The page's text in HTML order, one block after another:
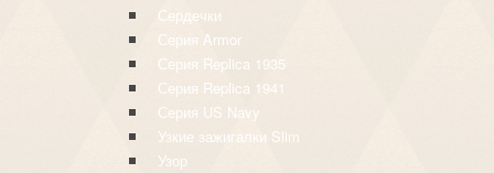
Сердечки
Серия Armor
Серия Replica 1935
Серия Replica 1941
Серия US Navy
Узкие зажигалки Slim
Узор